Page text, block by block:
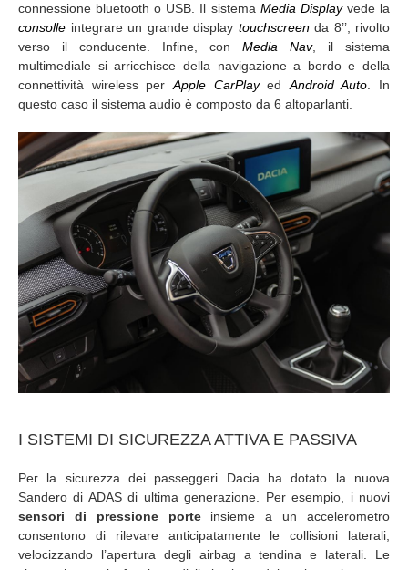
connessione bluetooth o USB. Il sistema Media Displayvede la
consolle integrare un grande display touchscreenda 8’’, rivolto
verso il conducente. Infine, con Media Nav, il sistema
multimediale si arricchisce della navigazione a bordo e della
connettività wireless per Apple CarPlayed Android Auto . In
questo caso il sistema audio è composto da 6 altoparlanti.
I SISTEMI DI SICUREZZA ATTIVA E PASSIVA
Per la sicurezza dei passeggeri Dacia ha dotato la nuova
Sandero di ADAS di ultima generazione. Per esempio, i nuovi
sensori di pressione porteinsieme a un accelerometro
consentono di rilevare anticipatamente le collisioni laterali,
velocizzando l’apertura degli airbag a tendina e laterali. Le